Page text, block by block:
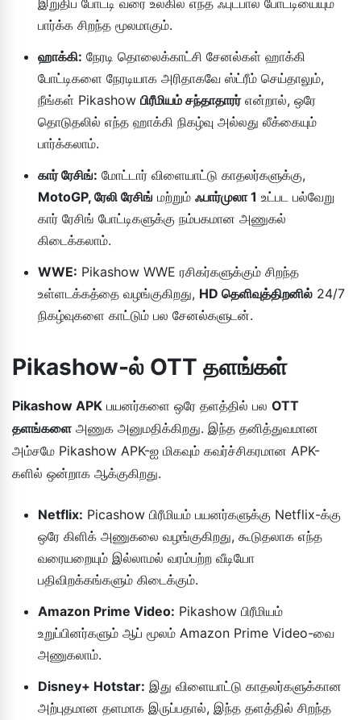
பார்க்க சிறந்த மூலமாகும்.
ஹாக்கி: நேரடி தொலைக்காட்சி சேனல்கள் ஹாக்கி
போட்டிகளை நேரடியாக அரிதாகவே ஸ்ட்ரீம் செய்தாலும்,
நீங்கள் Pikashow பிரீமியம் சந்தாதாரர்என்றால், ஒரே
தொடுதலில் எந்த ஹாக்கி நிகழ்வு அல்லது லீக்கையும்
பார்க்கலாம்.
கார் ரேசிங்: மோட்டார் விளையாட்டு காதலர்களுக்கு,
MotoGP, ரேலி ரேசிங் மற்றும் ஃபார்முலா 1 உட்பட பல்வேறு
கார் ரேசிங் போட்டிகளுக்கு நம்பகமான அணுகல்
கிடைக்கலாம்.
WWE: Pikashow WWE ரசிகர்களுக்கும் சிறந்த
உள்ளடக்கத்தை வழங்குகிறது, HD தெளிவுத்திறனில் 24/7
நிகழ்வுகளை காட்டும் பல சேனல்களுடன்.
Pikashow-ல் OTT தளங்கள்
Pikashow APK பயனர்களை ஒரே தளத்தில் பல OTT
தளங்களை அணுக அனுமதிக்கிறது. இந்த தனித்துவமான
அம்சமே Pikashow APK-ஐ மிகவும் கவர்ச்சிகரமான APK-
களில் ஒன்றாக ஆக்குகிறது.
Netflix: Picashow பிரீமியம் பயனர்களுக்கு Netflix-க்கு
ஒரே கிளிக் அணுகலை வழங்குகிறது, கூடுதலாக எந்த
வரையறையும் இல்லாமல் வரம்பற்ற வீடியோ
பதிவிறக்கங்களும் கிடைக்கும்.
Amazon Prime Video: Pikashow பிரீமியம்
உறுப்பினர்களும் ஆப் மூலம் Amazon Prime Video-வை
அணுகலாம்.
Disney+ Hotstar: இது விளையாட்டு காதலர்களுக்கான
அற்புதமான தளமாக இருப்பதால், இந்த தளத்தில் சிறந்த